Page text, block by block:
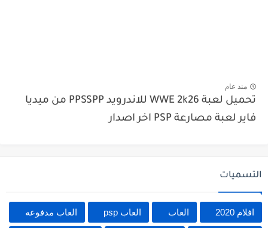
منذ عام
تحميل لعبة WWE 2k26 للاندرويد PPSSPP من ميديا
فاير لعبة مصارعة PSP اخر اصدار
التسميات
افلام 2020 العاب العاب psp العاب مدفوعه